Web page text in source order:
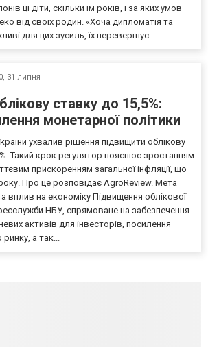
ці діти, скільки їм років, і за яких умов
від своїх родин. «Хоча дипломатія та
для цих зусиль, їх перевершує...
31 липня
ставку до 15,5%:
монетарної політики
ухвалив рішення підвищити облікову
Такий крок регулятор пояснює зростанням
прискоренням загальної інфляції, що
Про це розповідає AgroReview. Мета
вплив на економіку Підвищення облікової
НБУ, спрямоване на забезпечення
активів для інвесторів, посилення
а так...